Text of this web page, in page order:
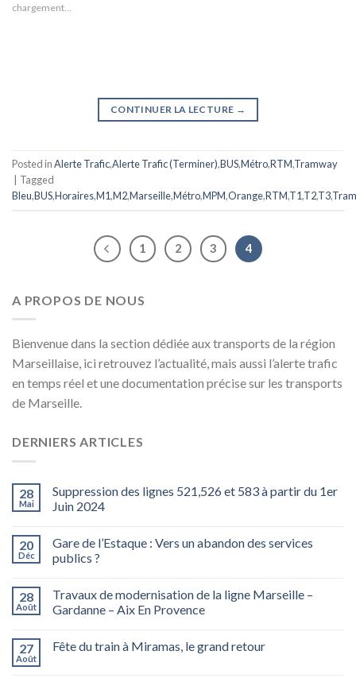
chargement…
CONTINUER LA LECTURE →
Posted inAlerte Trafic,Alerte Trafic (Terminer),BUS,Métro,RTM,Tramway
Tagged
Bleu,BUS,Horaires,M1,M2,Marseille,Métro,MPM,Orange,RTM,T1,T2,T3,
1 2 3 4
A PROPOS DE NOUS
Bienvenue dans la section dédiée aux transports de la région
Marseillaise, ici retrouvez l’actualité, mais aussi l’alerte trafic
en temps réel et une documentation précise sur les transports
de Marseille.
DERNIERS ARTICLES
28
Mai
Suppression des lignes 521,526 et 583 à partir du 1er
Juin 2024
20
Déc
Gare de l’Estaque : Vers un abandon des services
publics ?
28
Août
Travaux de modernisation de la ligne Marseille –
Gardanne – Aix En Provence
27
Août
Fête du train à Miramas, le grand retour